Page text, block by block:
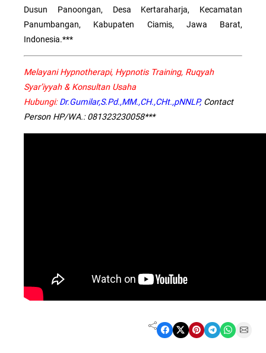
Dusun Panoongan, Desa Kertaraharja, Kecamatan
Panumbangan, Kabupaten Ciamis, Jawa Barat,
Indonesia.***
Melayani Hypnotherapi, Hypnotis Training, Ruqyah
Syar’iyyah & Konsultan Usaha
Hubungi: Dr.Gumilar,S.Pd.,MM.,CH.,CHt.,pNNLP,Contact
Person HP/WA.: 081323230058***
Share on Facebook Share on X Share on Pinterest Share on Telegram Share on WhatsApp Share on Email